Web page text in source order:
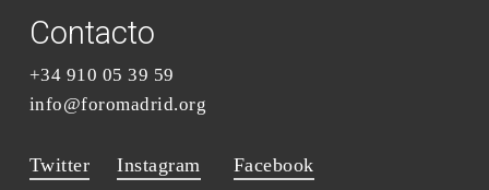
Contacto
+34 910 05 39 59
info@foromadrid.org
Twitter Instagram
Facebook